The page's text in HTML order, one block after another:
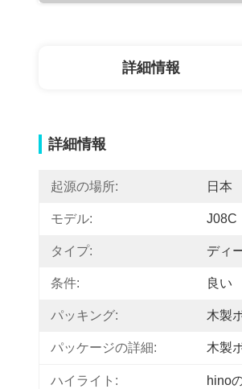
詳細情報
詳細情報
起源の場所: 日本
モデル: J08C
タイプ: ディ
条件: 良い
パッキング: 木製
パッケージの詳細: 木製
ハイライト: hino